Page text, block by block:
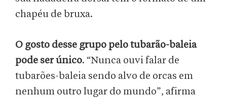
chapéu de bruxa.
O gosto desse grupo pelo tubarão-baleia
pode ser único. “Nunca ouvi falar de
tubarões-baleia sendo alvo de orcas em
nenhum outro lugar do mundo”, afirma